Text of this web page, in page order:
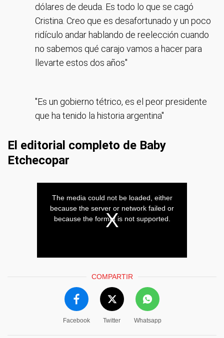
dólares de deuda. Es todo lo que se cagó
Cristina. Creo que es desafortunado y un poco
ridículo andar hablando de reelección cuando
no sabemos qué carajo vamos a hacer para
llevarte estos dos años"
"Es un gobierno tétrico, es el peor presidente
que ha tenido la historia argentina"
El editorial completo de Baby
Etchecopar
COMPARTIR
Facebook Twitter Whatsapp